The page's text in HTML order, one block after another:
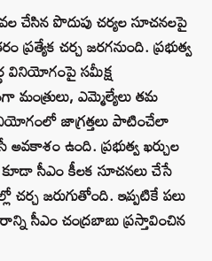
చేసిన పొదుపు చర్యల సూచనలపై
చర్చ జరగనుంది. ప్రభుత్వ
వినియోగంపై సమీక్ష
మంత్రులు, ఎమ్మెల్యేలు తమ
జాగ్రత్తలు పాటించేలా
ఉంది. ప్రభుత్వ ఖర్చుల
సీఎం కీలక సూచనలు చేసే
చర్చ జరుగుతోంది. ఇప్పటికే పలు
సీఎం చంద్రబాబు ప్రస్తావించిన